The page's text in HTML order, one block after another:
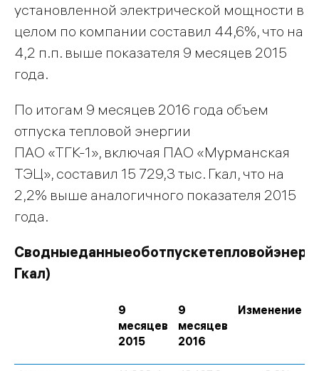
установленной электрической мощности в
целом по компании составил 44,6%, что на
4,2 п.п. выше показателя 9 месяцев 2015
года.
По итогам 9 месяцев 2016 года объем
отпуска тепловой энергии
ПАО «ТГК-1», включая ПАО «Мурманская
ТЭЦ», составил 15 729,3 тыс. Гкал, что на
2,2% выше аналогичного показателя 2015
года.
Сводныеданныеоботпускетепловой
Гкал)
9
месяцев
2015
9
месяцев
2016
Изменение